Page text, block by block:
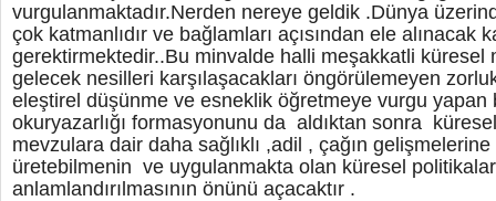
vurgulanmaktadır.Nerden nereye geldik .Dünya
çok katmanlıdır ve bağlamları açısından ele alınacak
gerektirmektedir..Bu minvalde halli meşakkatli küresel
gelecek nesilleri karşılaşacakları öngörülemeyen
eleştirel düşünme ve esneklik öğretmeye vurgu yapan
okuryazarlığı formasyonunu da aldıktan sonra
mevzulara dair daha sağlıklı ,adil , çağın
üretebilmenin ve uygulanmakta olan küresel
anlamlandırılmasının önünü açacaktır .